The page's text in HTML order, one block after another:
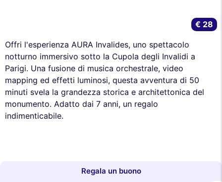
Offri l'esperienza AURA Invalides, uno spettacolo
notturno immersivo sotto la Cupola degli Invalidi a
Parigi. Una fusione di musica orchestrale, video
mapping ed effetti luminosi, questa avventura di 50
minuti svela la grandezza storica e architettonica del
monumento. Adatto dai 7 anni, un regalo
indimenticabile.
€ 28
Regala un buono